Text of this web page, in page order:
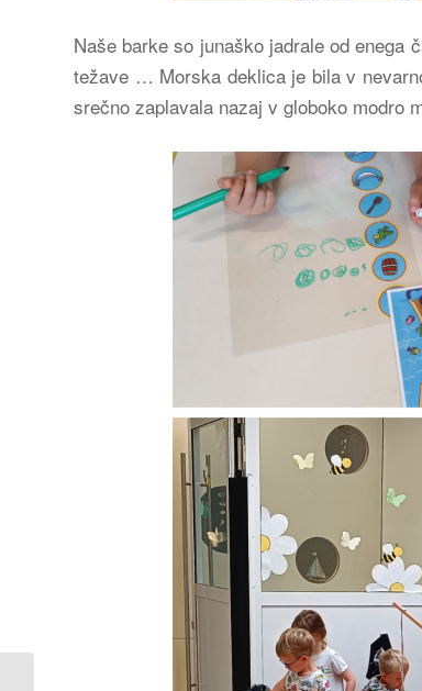
Naše barke so junaško jadrale od enega
težave … Morska deklica je bila v
srečno zaplavala nazaj v globoko modro